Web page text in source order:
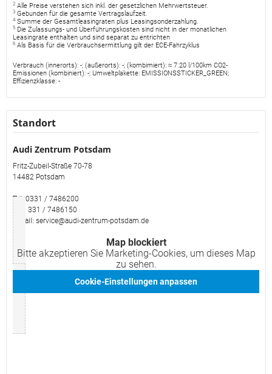
2 Alle Preise verstehen sich inkl. der gesetzlichen Mehrwertsteuer.
3 Gebunden für die gesamte Vertragslaufzeit.
4Summe der Gesamtleasingraten plus Leasingsonderzahlung.
5 Die Zulassungs- und Überführungskosten sind nicht in der monatlichen
Leasingrate enthalten und sind separat zu entrichten
6 Als Basis für die Verbrauchsermittlung gilt der ECE-Fahrzyklus
Verbrauch (innerorts): -; (außerorts): -; (kombimiert): ≈ 7.20 l/100km CO2-
Emissionen (kombiniert): -; Umweltplakette: EMISSIONSSTICKER_GREEN;
Effizienzklasse: -
Standort
Audi Zentrum Potsdam
Fritz-Zubeil-Straße 70-78
14482 Potsdam
Tel: 0331 / 7486200
Fax: 331 / 7486150
E-Mail: service@audi-zentrum-potsdam.de
Map blockiert
Bitte akzeptieren Sie Marketing-Cookies, um dieses Map
zu sehen.
Cookie-Einstellungen anpassen